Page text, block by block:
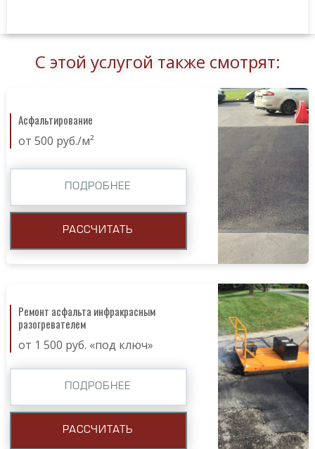
С этой услугой также смотрят:
Асфальтирование
от 500 руб./м²
ПОДРОБНЕЕ
РАССЧИТАТЬ
Ремонт асфальта инфракрасным
разогревателем
от 1 500 руб. «под ключ»
ПОДРОБНЕЕ
РАССЧИТАТЬ